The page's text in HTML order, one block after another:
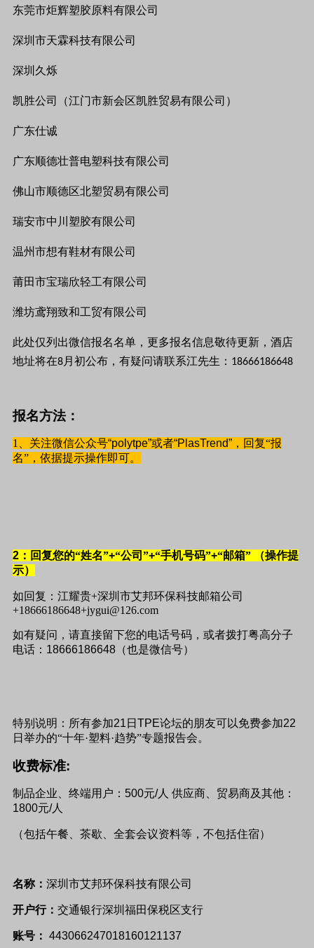
东莞市炬辉塑胶原料有限公司
深圳市天霖科技有限公司
深圳久烁
凯胜公司（江门市新会区凯胜贸易有限公司）
广东仕诚
广东顺德壮普电塑科技有限公司
佛山市顺德区北塑贸易有限公司
瑞安市中川塑胶有限公司
温州市想有鞋材有限公司
莆田市宝瑞欣轻工有限公司
潍坊鸢翔致和工贸有限公司
此处仅列出微信报名名单，更多报名信息敬待更新，酒店
地址将在8月初公布，有疑问请联系江先生： 18666186648
报名方法：
1、关注微信公众号“polytpe”或者“PlasTrend” ，回复“报
名”，依据提示操作即可。
2 ：回复您的“姓名”+“公司”+“手机号码”+“邮箱”
（操作提
示）
如回复：江耀贵+深圳市艾邦环保科技邮箱公司
+18666186648+jygui@126.com
如有疑问，请直接留下您的电话号码，或者拨打粤高分子
电话： 18666186648 （也是微信号）
特别说明：所有参加21 日 TPE论坛的朋友可以免费参加22
日举办的“十年·塑料·趋势”专题报告会。
收费标准:
制品企业、终端用户： 500元/人 供应商、贸易商及其他：
1800元/人
（包括午餐、茶歇、全套会议资料等，不包括住宿）
名称： 深圳市艾邦环保科技有限公司
开户行： 交通银行深圳福田保税区支行
账号： 443066247018160121137